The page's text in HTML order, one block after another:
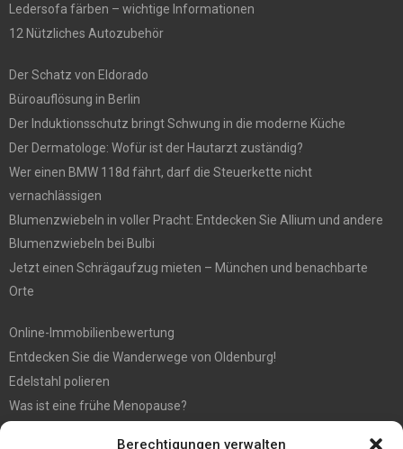
Berechtigungen verwalten
Ledersofa färben – wichtige Informationen
12 Nützliches Autozubehör
Der Schatz von Eldorado
Büroauflösung in Berlin
Der Induktionsschutz bringt Schwung in die moderne Küche
Der Dermatologe: Wofür ist der Hautarzt zuständig?
Wer einen BMW 118d fährt, darf die Steuerkette nicht
vernachlässigen
Blumenzwiebeln in voller Pracht: Entdecken Sie Allium und andere
Blumenzwiebeln bei Bulbi
Jetzt einen Schrägaufzug mieten – München und benachbarte
Orte
Online-Immobilienbewertung
Entdecken Sie die Wanderwege von Oldenburg!
Edelstahl polieren
Was ist eine frühe Menopause?